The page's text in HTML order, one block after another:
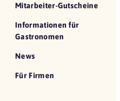
Mitarbeiter-Gutscheine
Informationen für
Gastronomen
News
Für Firmen